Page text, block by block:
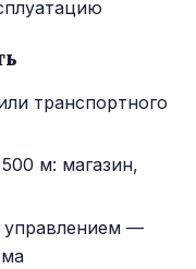
транспортного
м: магазин,
—